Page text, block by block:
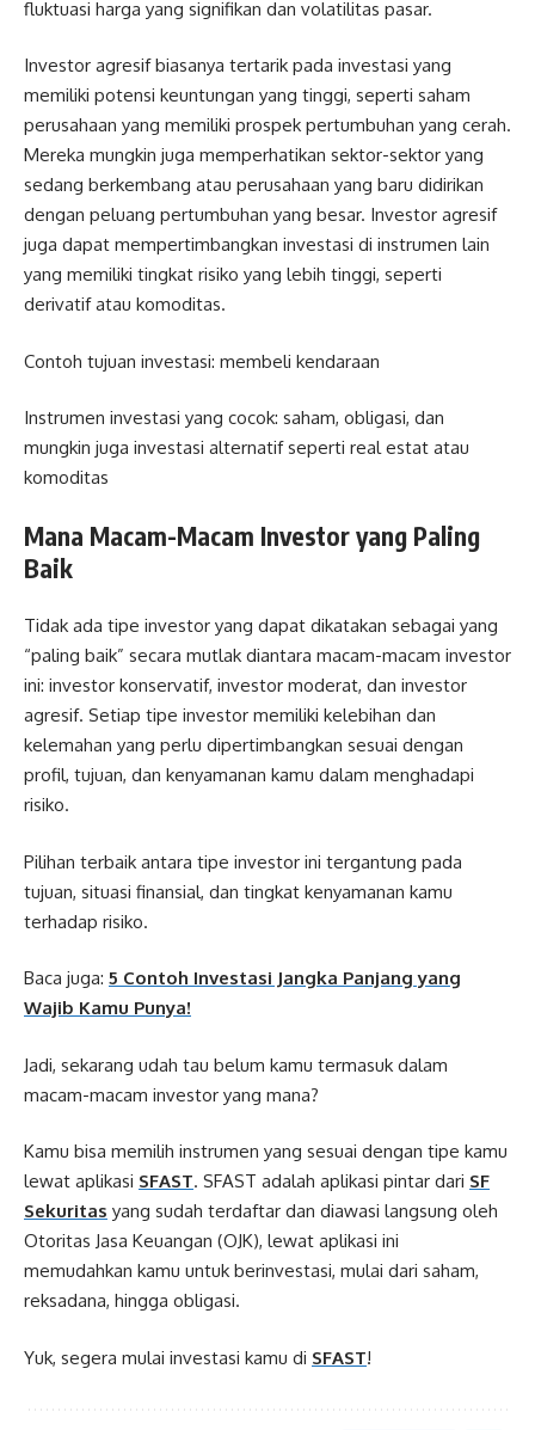
fluktuasi harga yang signifikan dan volatilitas pasar.
Investor agresif biasanya tertarik pada investasi yang
memiliki potensi keuntungan yang tinggi, seperti saham
perusahaan yang memiliki prospek pertumbuhan yang cerah.
Mereka mungkin juga memperhatikan sektor-sektor yang
sedang berkembang atau perusahaan yang baru didirikan
dengan peluang pertumbuhan yang besar. Investor agresif
juga dapat mempertimbangkan investasi di instrumen lain
yang memiliki tingkat risiko yang lebih tinggi, seperti
derivatif atau komoditas.
Contoh tujuan investasi: membeli kendaraan
Instrumen investasi yang cocok: saham, obligasi, dan
mungkin juga investasi alternatif seperti real estat atau
komoditas
Mana Macam-Macam Investor yang Paling
Baik
Tidak ada tipe investor yang dapat dikatakan sebagai yang
“paling baik” secara mutlak diantara macam-macam investor
ini: investor konservatif, investor moderat, dan investor
agresif. Setiap tipe investor memiliki kelebihan dan
kelemahan yang perlu dipertimbangkan sesuai dengan
profil, tujuan, dan kenyamanan kamu dalam menghadapi
risiko.
Pilihan terbaik antara tipe investor ini tergantung pada
tujuan, situasi finansial, dan tingkat kenyamanan kamu
terhadap risiko.
Baca juga: 5 Contoh Investasi Jangka Panjang yang
Wajib Kamu Punya!
Jadi, sekarang udah tau belum kamu termasuk dalam
macam-macam investor yang mana?
Kamu bisa memilih instrumen yang sesuai dengan tipe kamu
lewat aplikasi SFAST. SFAST adalah aplikasi pintar dari SF
Sekuritas yang sudah terdaftar dan diawasi langsung oleh
Otoritas Jasa Keuangan (OJK), lewat aplikasi ini
memudahkan kamu untuk berinvestasi, mulai dari saham,
reksadana, hingga obligasi.
Yuk, segera mulai investasi kamu di SFAST!